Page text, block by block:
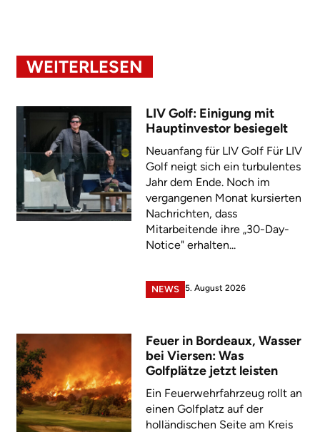
WEITERLESEN
LIV Golf: Einigung mit
Hauptinvestor besiegelt
Neuanfang für LIV Golf Für LIV
Golf neigt sich ein turbulentes
Jahr dem Ende. Noch im
vergangenen Monat kursierten
Nachrichten, dass
Mitarbeitende ihre „30-Day-
Notice" erhalten...
NEWS 5. August 2026
Feuer in Bordeaux, Wasser
bei Viersen: Was
Golfplätze jetzt leisten
Ein Feuerwehrfahrzeug rollt an
einen Golfplatz auf der
holländischen Seite am Kreis